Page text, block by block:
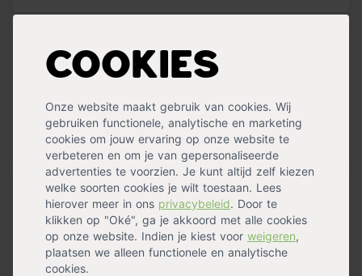
Cookies
Onze website maakt gebruik van cookies. Wij
gebruiken functionele, analytische en marketing
cookies om jouw ervaring op onze website te
verbeteren en om je van gepersonaliseerde
advertenties te voorzien. Je kunt altijd zelf kiezen
welke soorten cookies je wilt toestaan. Lees
hierover meer in ons privacybeleid. Door te
klikken op "Oké", ga je akkoord met alle cookies
op onze website. Indien je kiest voor weigeren,
plaatsen we alleen functionele en analytische
cookies.
Plus- en minpunten
Fijnbezaagd douglashout
Robuuste uitstraling
4-ex log gezaagd
Vergrijzing door weersinvloeden
Douglas paal met robuuste uitstraling
Deze douglaspaalis fijnbezaagd en heeft een ruwe
structuur. Dit geeft een robuuste uitstraling aan de paal.
Douglashout heeft van nature een